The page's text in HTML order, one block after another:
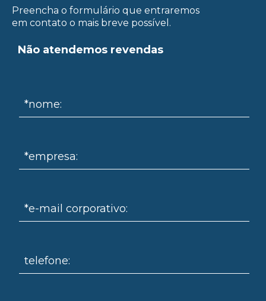
Preencha o formulário que entraremos
em contato o mais breve possível.
Não atendemos revendas
*nome:
*empresa:
*e-mail corporativo:
telefone: